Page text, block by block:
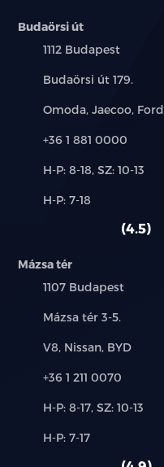
Budaörsi út
Település:
1112 Budapest
Cím:
Budaörsi út 179.
Márkák:
Omoda, Jaecoo, Ford
Telefon:
+36 1 881 0000
Új-
használt
H-P: 8-18, SZ: 10-13
Alkatrész,
H-P: 7-18
4.5
Mázsa tér
Település:
1107 Budapest
Cím:
Mázsa tér 3-5.
Márkák:
V8, Nissan, BYD
Telefon:
+36 1 211 0070
Új-
használt
H-P: 8-17, SZ: 10-13
Alkatrész,
H-P: 7-17